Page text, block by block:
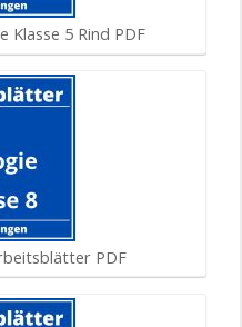
5 Rind PDF
PDF